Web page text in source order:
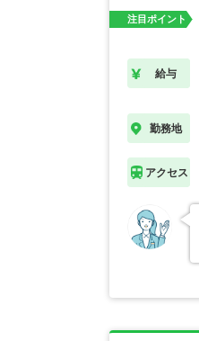
注目ポイント
給与
勤務地
アクセス